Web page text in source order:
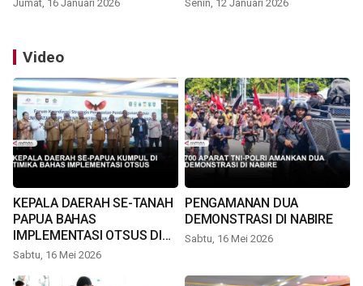
Jumat, 16 Januari 2026 Senin, 12 Januari 2026
Video
KEPALA DAERAH SE-TANAH
PAPUA BAHAS
IMPLEMENTASI OTSUS DI
TIMIKA
Sabtu, 16 Mei 2026
PENGAMANAN DUA
DEMONSTRASI DI NABIRE
Sabtu, 16 Mei 2026